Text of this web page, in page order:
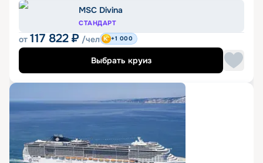
MSC Divina
СТАНДАРТ
от 117 822 ₽ /чел +1 000
Выбрать круиз